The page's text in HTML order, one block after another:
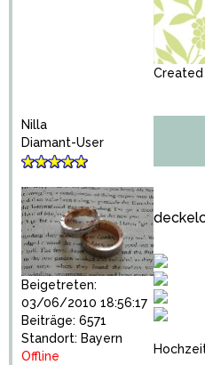
Created
Nilla
Diamant-User
Beigetreten:
03/06/2010 18:56:17
Beiträge: 6571
Standort: Bayern
Offline